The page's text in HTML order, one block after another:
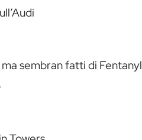
sembran fatti di Fentanyl